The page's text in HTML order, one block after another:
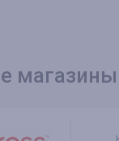
магазины